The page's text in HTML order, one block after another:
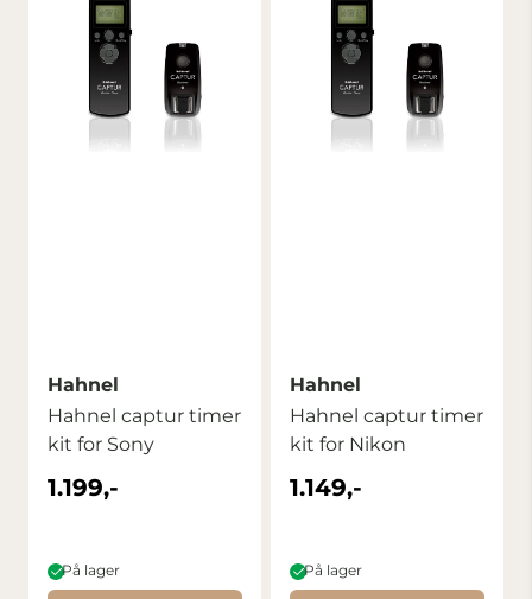
Hahnel
Hahnel captur timer
kit for Sony
1.199,-
På lager
Hahnel
Hahnel captur timer
kit for Nikon
1.149,-
På lager